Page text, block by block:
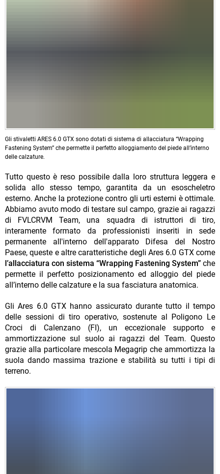
Gli stivaletti ARES 6.0 GTX sono dotati di sistema di allacciatura “Wrapping
Fastening System” che permette il perfetto alloggiamento del piede all’interno
delle calzature.
Tutto questo è reso possibile dalla loro struttura leggera e
solida allo stesso tempo, garantita da un esoscheletro
esterno. Anche la protezione contro gli urti esterni è ottimale.
Abbiamo avuto modo di testare sul campo, grazie ai ragazzi
di FVLCRVM Team, una squadra di istruttori di tiro,
interamente formato da professionisti inseriti in sede
permanente all'interno dell'apparato Difesa del Nostro
Paese, queste e altre caratteristiche degli Ares 6.0 GTX come
l’allacciatura con sistema “Wrapping Fastening System” che
permette il perfetto posizionamento ed alloggio del piede
all’interno delle calzature e la sua fasciatura anatomica.
Gli Ares 6.0 GTX hanno assicurato durante tutto il tempo
delle sessioni di tiro operativo, sostenute al Poligono Le
Croci di Calenzano (FI), un eccezionale supporto e
ammortizzazione sul suolo ai ragazzi del Team. Questo
grazie alla particolare mescola Megagrip che ammortizza la
suola dando massima trazione e stabilità su tutti i tipi di
terreno.